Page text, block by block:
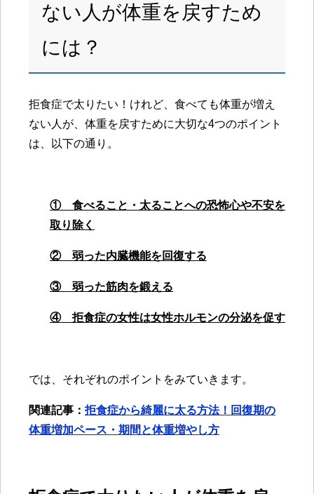
ない人が体重を戻すため
には？
拒食症で太りたい！けれど、食べても体重が増え
ない人が、体重を戻すために大切な4つのポイント
は、以下の通り 。
① 食べること・太ることへの恐怖心や不安を
取り除く
② 弱った内臓機能を回復する
③ 弱った筋肉を鍛える
④ 拒食症の女性は女性ホルモンの分泌を促す
では、それぞれのポイントをみていきます。
関連記事： 拒食症から綺麗に太る方法！回復期の
体重増加ペース・期間と体重増やし方